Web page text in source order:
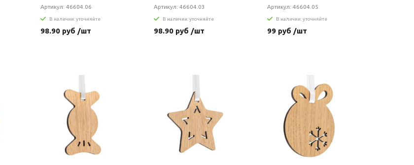
Артикул: 46604.06
В наличии: уточняйте
98.90 руб /шт
Артикул: 46604.03
В наличии: уточняйте
98.90 руб /шт
Артикул: 46604.05
В наличии: уточняйте
99 руб /шт